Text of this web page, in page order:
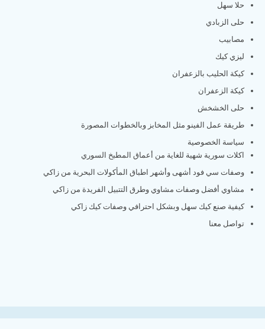
حلا سهل
حلى الزبادي
مصابيب
ليزي كيك
كيكة الحليب بالزعفران
كيكة الزعفران
حلى الخشخش
طريقة عمل الفينو مثل المخابز وبالخطوات المصورة
سياسة الخصوصية
اكلات سورية شهية للغاية من أعماق المطبخ السوري
وصفات سي فود أشهى وأشهر اطباق المأكولات البحرية من زاكي
مشاوي أفضل وصفات مشاوي وطرق التتبيل الفريدة من زاكي
كيفية صنع كيك سهل وبشكل احترافي وصفات كيك زاكي
تواصل معنا